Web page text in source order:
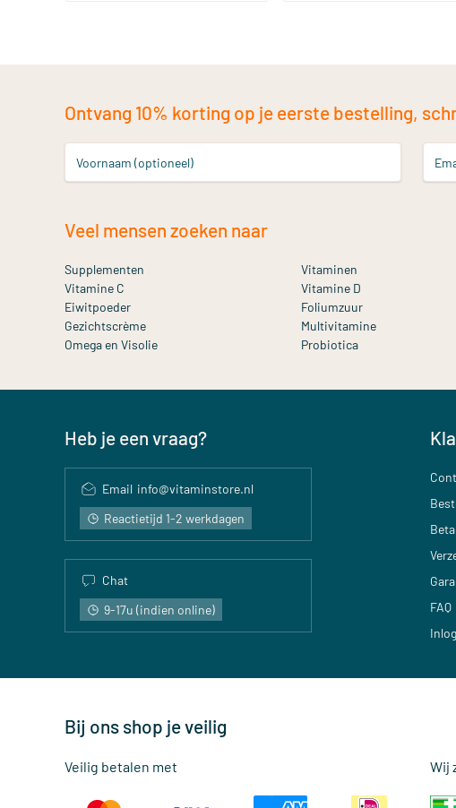
Ontvang 10% korting op je eerste bestelling,
Voornaam (optioneel)
Veel mensen zoeken naar
Supplementen Vitaminen
Vitamine C
Vitamine D
Eiwitpoeder
Foliumzuur
Gezichtscrème
Multivitamine
Omega en Visolie
Probiotica
Heb je een vraag?
Email info@vitaminstore.nl
Reactietijd 1-2 werkdagen
Chat
9-17u (indien online)
FAQ
Bij ons shop je veilig
Veilig betalen met Wij